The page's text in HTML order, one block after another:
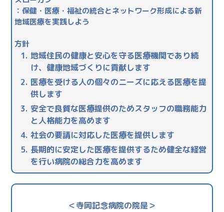
：保健・医療・福祉の統合とネットワーク形成による新
地域医療を実践しよう
方針
地域住民の健康と安心を守る医療機関であり続
け、健康地域づくりに貢献します
医療を受ける人の個々のニーズに応える医療を提
供します
安全で良質な医療提供のためスタッフの職務能力
と人格能力を高めます
社会の要請に対応した医療を提供します
長期的に安定した医療を提供するため健全な経営
を行い病院の総合力を高めます
＜寺岡記念病院の院是＞